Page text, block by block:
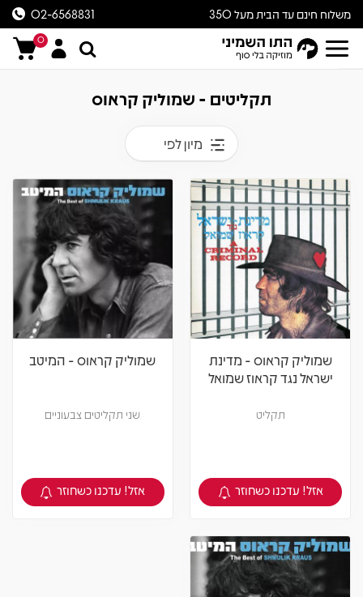
משלוח חינם עד הבית מעל 350
ש״ח
02-6568831
0
תקליטים - שמוליק קראוס
מיון לפי
שמוליק קראוס - מדינת
ישראל נגד קראוז שמואל
תקליט
צפיה במוצר
אזל! עדכנו כשחוזר
שמוליק קראוס - המיטב
שני תקליטים צבעוניים
צפיה במוצר
אזל! עדכנו כשחוזר